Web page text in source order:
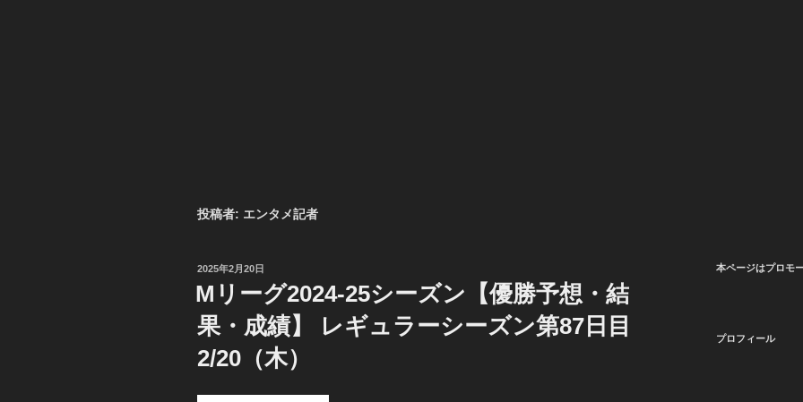
投稿者: エンタメ記者
投
日:
2025年2月20日
Mリーグ2024-25シーズン【優勝予想・結
果・成績】 レギュラーシーズン第87日目
2/20（木）
本ページはプロモ
プロフィール